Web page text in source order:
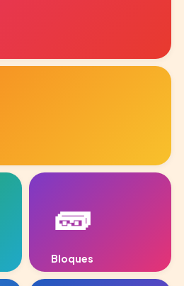
🧱
Bloques
bloques.jpg